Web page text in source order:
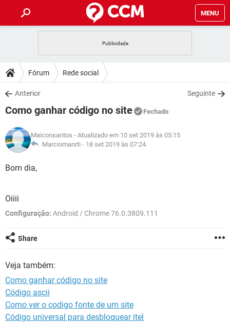
MENU
CELULAR
OUTLOOK
INSTAGRAM GMAIL
GUIA DE COMPRAS
DICAS
JOGOS
INSTAGRAM GMAIL
GUIA DE COMPRAS
DOWNLOADS
JOGOS WHATSAPP
CELULAR
OUTLOOK EXCEL
INSTAGRAM
JOGOS WHATSAPP
CELULAR
OUTLOOK
GLOSSÁRIO
JOGOS
OUTLOOK
INSTAGRAM GMAIL
GUIA DE COMPRAS
Fórum Rede social
Anterior Seguinte
Como ganhar código no site Fechado
Maiconsantos - Atualizado em 10 set 2019 às 05:15
Marciomanrti - 18 set 2019 às 07:24
Bom dia,
Oiiii
Configuração: Android / Chrome 76.0.3809.111
Share
Veja também:
Como ganhar código no site
Código ascii
Como ver o codigo fonte de um site
Código universal para desbloquear itel